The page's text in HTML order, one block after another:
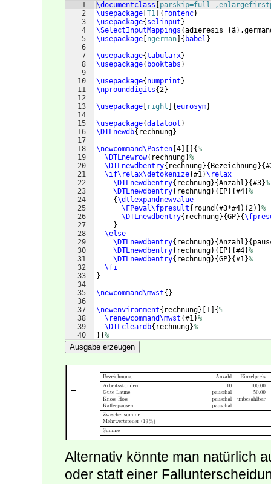
1
2
3
4
5
6
7
8
9
10
11
12
13
14
15
16
17
18
19
20
21
22
23
24
25
26
27
28
29
30
31
32
33
34
35
36
37
38
39
40
41
\documentclass
parskip=full-
\usepackage T1 { fontenc}
\usepackage{ selinput }
\SelectInputMappings{adieresis={ä}
\usepackage ngerman { babel }
\usepackage{tabularx}
\usepackage{ booktabs }
\usepackage{ numprint }
\nprounddigits{2}
\usepackage
right {eurosym}
\usepackage{datatool }
\DTLnewdb{ rechnung}
\newcommand\Posten 4 {%
\DTLnewrow{ rechnung}%
\DTLnewdbentry{ rechnung}{ Bezeichnung}{
\if\relax\detokenize{#1}\relax
\DTLnewdbentry{ rechnung}{Anzahl }{#3}%
\DTLnewdbentry{ rechnung}{ EP}{#4}%
{\dtlexpandnewvalue
\FPeval\fpresult{ round (#3*#4) (2)}%
\DTLnewdbentry{ rechnung}{GP}{
}
\else
\DTLnewdbentry{ rechnung}{Anzahl }{
\DTLnewdbentry{ rechnung}{ EP}{#4}%
\DTLnewdbentry{ rechnung}{GP}{#1}%
\fi
}
\newcommand\mwst{ }
\newenvironment{ rechnung} 1 {%
\renewcommand\mwst{#1}%
\DTLcleardb{ rechnung}%
}{%
% Alternative
Ausgabe erzeugen
Alternativ könnte man natürlich
oder statt einer